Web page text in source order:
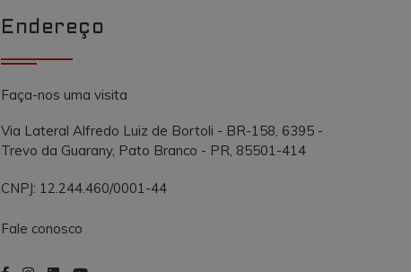
Endereço
Faça-nos uma visita
Via Lateral Alfredo Luiz de Bortoli - BR-158, 6395 -
Trevo da Guarany, Pato Branco - PR, 85501-414
CNPJ: 12.244.460/0001-44
Fale conosco